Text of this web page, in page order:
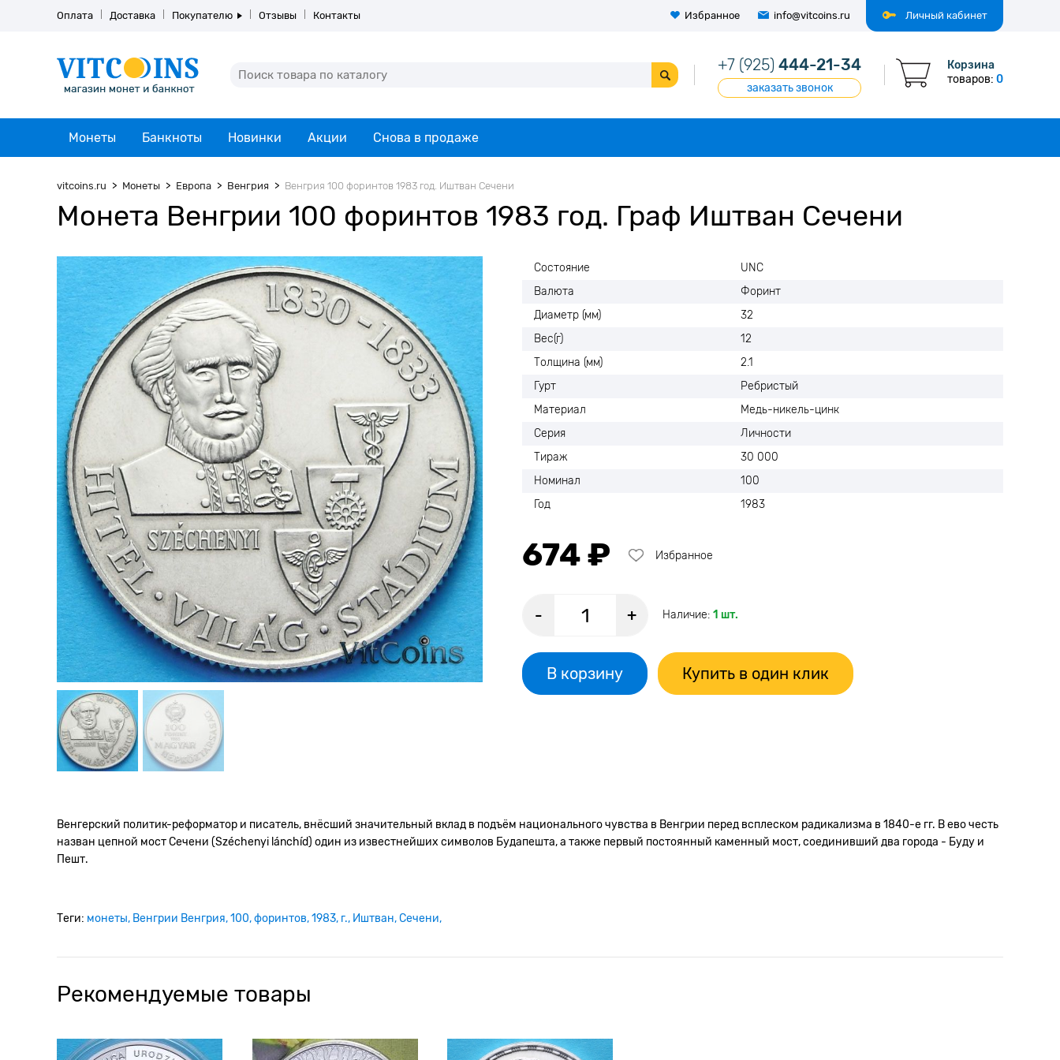
Личный кабинет
Оплата Доставка Покупателю Отзывы Контакты Избранное info@vitcoins.ru
+7 (925) 444-21-34
заказать звонок
Корзина
товаров: 0
Монеты Банкноты Новинки Акции Снова в продаже
vitcoins.ru Монеты Европа Венгрия Венгрия 100 форинтов 1983 год. Иштван Сечени
Монета Венгрии 100 форинтов 1983 год. Граф Иштван Сечени
Состояние
UNC
Валюта
Форинт
Диаметр (мм)
32
Вес(г)
12
Толщина (мм)
2.1
Гурт
Ребристый
Материал
Медь-никель-цинк
Серия
Личности
Тираж
30 000
Номинал
100
Год
1983
674 ₽ Избранное
- + Наличие: 1 шт.
В корзину Купить в один клик
Венгерский политик-реформатор и писатель, внёсший значительный вклад в подъём национального чувства в Венгрии перед всплеском радикализма в 1840-е гг. В ево честь
назван цепной мост Сечени (Széchenyi lánchíd) один из известнейших символов Будапешта, а также первый постоянный каменный мост, соединивший два города - Буду и
Пешт.
Теги: монеты Венгрии Венгрия 100 форинтов 1983 г. Иштван Сечени
Рекомендуемые товары